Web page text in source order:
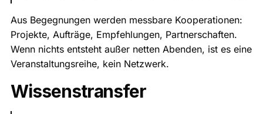
Aus Begegnungen werden messbare Kooperationen:
Projekte, Aufträge, Empfehlungen, Partnerschaften.
Wenn nichts entsteht außer netten Abenden, ist es eine
Veranstaltungsreihe, kein Netzwerk.
Wissenstransfer